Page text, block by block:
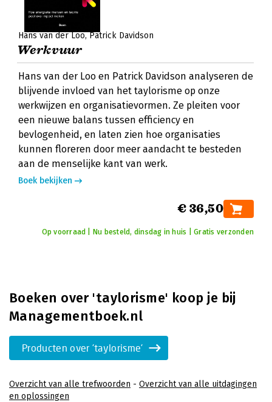
Hans van der Loo Patrick Davidson
Werkvuur
Hans van der Loo en Patrick Davidson analyseren de
blijvende invloed van het taylorisme op onze
werkwijzen en organisatievormen. Ze pleiten voor
een nieuwe balans tussen efficiency en
bevlogenheid, en laten zien hoe organisaties
kunnen floreren door meer aandacht te besteden
aan de menselijke kant van werk.
Boek bekijken
€ 36,50
Op voorraad | Nu besteld, dinsdag in huis | Gratis verzonden
Boeken over 'taylorisme' koop je bij
Managementboek.nl
Producten over 'taylorisme'
Overzicht van alle trefwoorden - Overzicht van alle uitdagingen
en oplossingen